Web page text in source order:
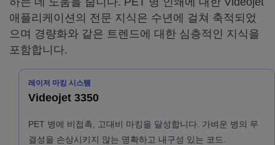
애플리케이션의 전문 지식은 수년에 걸쳐 축적되었
으며 경량화와 같은 트렌드에 대한 심층적인 지식을
포함합니다.
레이저 마킹 시스템
Videojet 3350
PET 병에 비접촉, 고대비 마킹을 달성합니다. 가벼운 병의 무
결성을 손상시키지 않는 명확하고 내구성 있는 코드.